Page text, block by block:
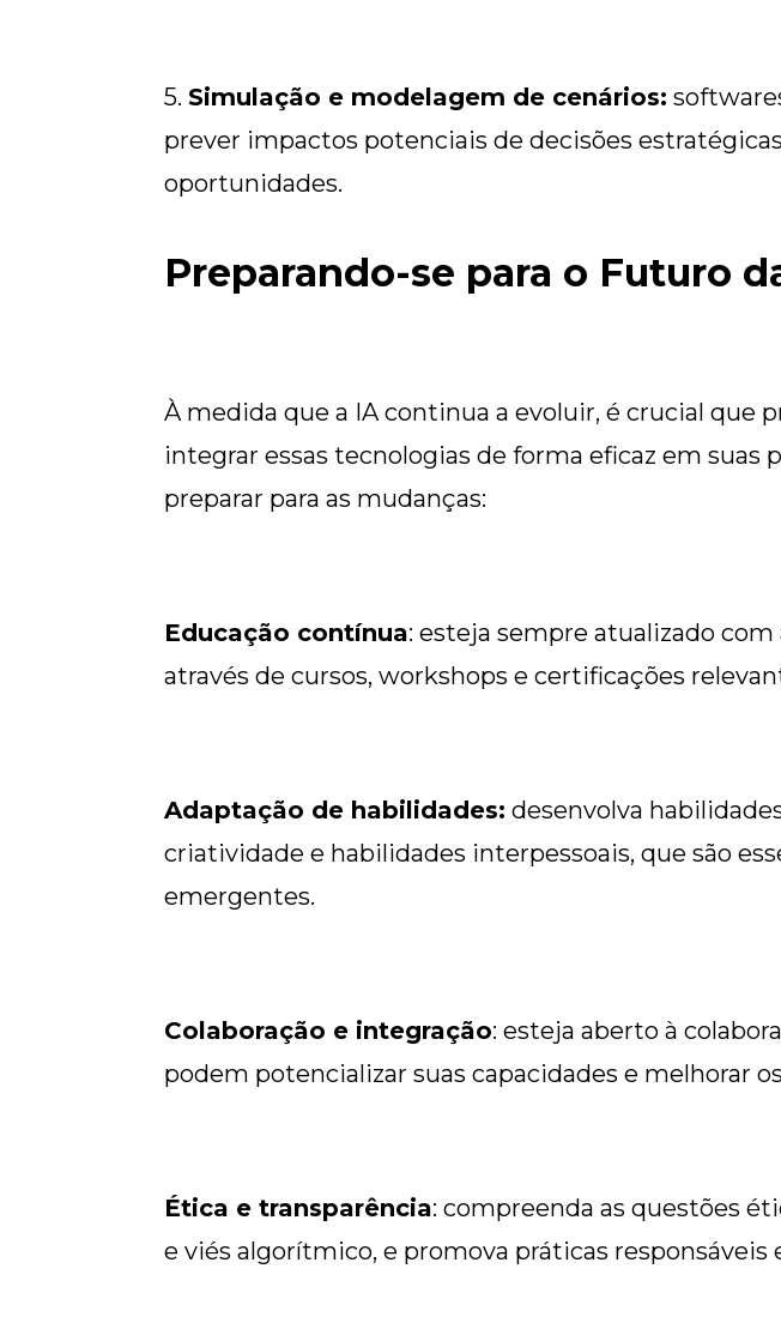
5. Simulação e modelagem de cenários:
prever impactos potenciais de decisões
oportunidades.
Preparando-se para o Futuro
À medida que a IA continua a evoluir, é crucial que
integrar essas tecnologias de forma eficaz em suas
preparar para as mudanças:
Educação contínua: esteja sempre atualizado
através de cursos, workshops e certificações
Adaptação de habilidades: desenvolva
criatividade e habilidades interpessoais, que são
emergentes.
Colaboração e integração: esteja aberto à
podem potencializar suas capacidades e melhorar
Ética e transparência: compreenda as questões
e viés algorítmico, e promova práticas responsáveis